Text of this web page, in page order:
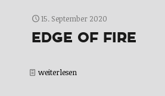
15. September 2020
EDGE OF FIRE
weiterlesen